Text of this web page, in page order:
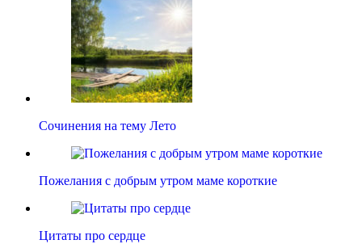
Сочинения на тему Лето
Пожелания с добрым утром маме короткие
Цитаты про сердце